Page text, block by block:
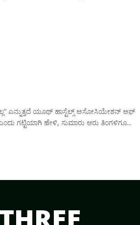
ಎನ್ನುತ್ತದೆ ಯೂಥ್ ಹಾಸ್ಟೆಲ್ಸ್ ಅಸೋಸಿಯೇಶನ್ ಆಫ್
ಗಟ್ಟಿಯಾಗಿ ಹೇಳಿ, ಸುಮಾರು ಆರು ತಿಂಗಳಿಗೂ...